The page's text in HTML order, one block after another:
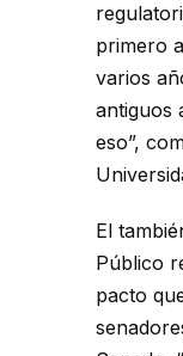
primero
varios
antiguos
eso”,
El
Público
pacto